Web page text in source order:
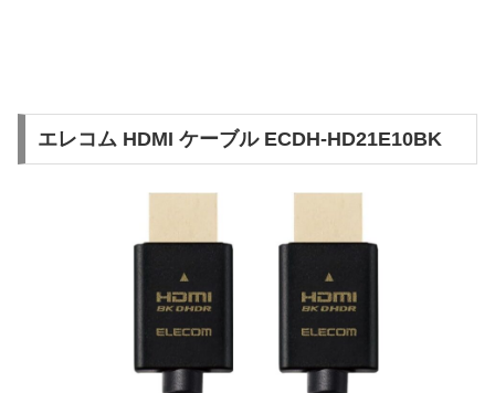
エレコム HDMI ケーブル ECDH-HD21E10BK